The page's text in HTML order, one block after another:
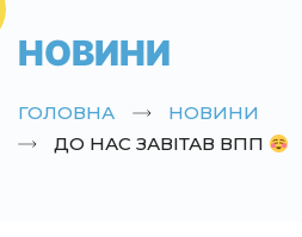
НОВИНИ
ГОЛОВНА
НОВИНИ
ДО НАС ЗАВІТАВ ВПП